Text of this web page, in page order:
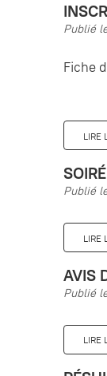
Publié
Fiche
LIRE
Publié
LIRE
AVIS
Publié
LIRE